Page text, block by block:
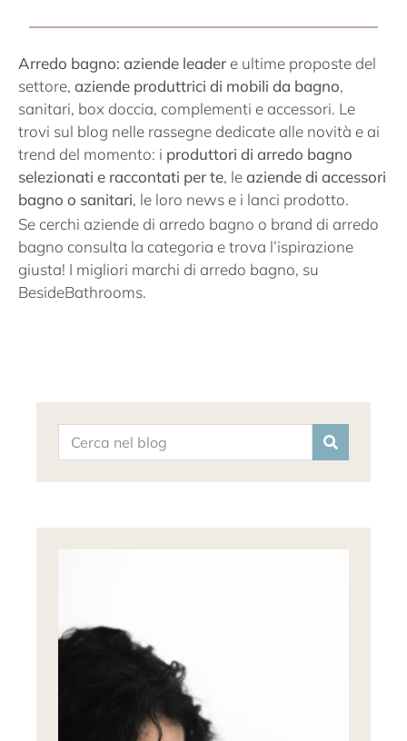
Arredo bagno: aziende leader e ultime proposte del
settore, aziende produttrici di mobili da bagno,
sanitari, box doccia, complementi e accessori. Le
trovi sul blog nelle rassegne dedicate alle novità e ai
trend del momento: i produttori di arredo bagno
selezionati e raccontati per te, leaziende di accessori
bagno o sanitari, le loro news e i lanci prodotto.
Se cerchi aziende di arredo bagno o brand di arredo
bagno consulta la categoria e trova l’ispirazione
giusta! I migliori marchi di arredo bagno, su
BesideBathrooms.